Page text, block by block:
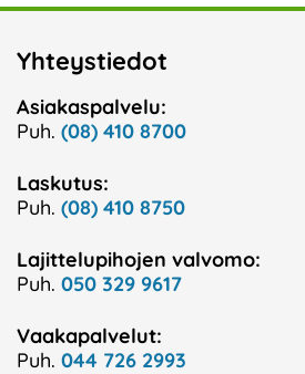
Yhteystiedot
Asiakaspalvelu:
Puh. (08) 410 8700
Laskutus:
Puh. (08) 410 8750
Lajittelupihojen valvomo:
Puh. 050 329 9617
Vaakapalvelut:
Puh. 044 726 2993